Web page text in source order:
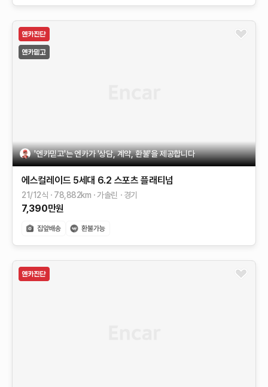
'엔카믿고'는 엔카가 '상담, 계약, 환불'을 제공합니다
에스컬레이드 5세대 6.2 스포츠 플래티넘
21/12식 78,882km 가솔린 경기
7,390만원